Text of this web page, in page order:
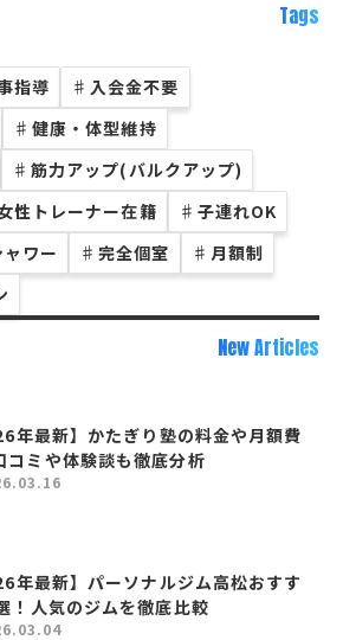
Tags
指導 ♯ 入会金不要
♯ 健康・体型維持
♯ 筋力アップ(バルクアップ)
性トレーナー在籍 ♯ 子連れOK
ャワー ♯ 完全個室 ♯ 月額制
New Articles
年最新】かたぎり塾の料金や月額費
コミや体験談も徹底分析
年最新】パーソナルジム高松おすす
！人気のジムを徹底比較